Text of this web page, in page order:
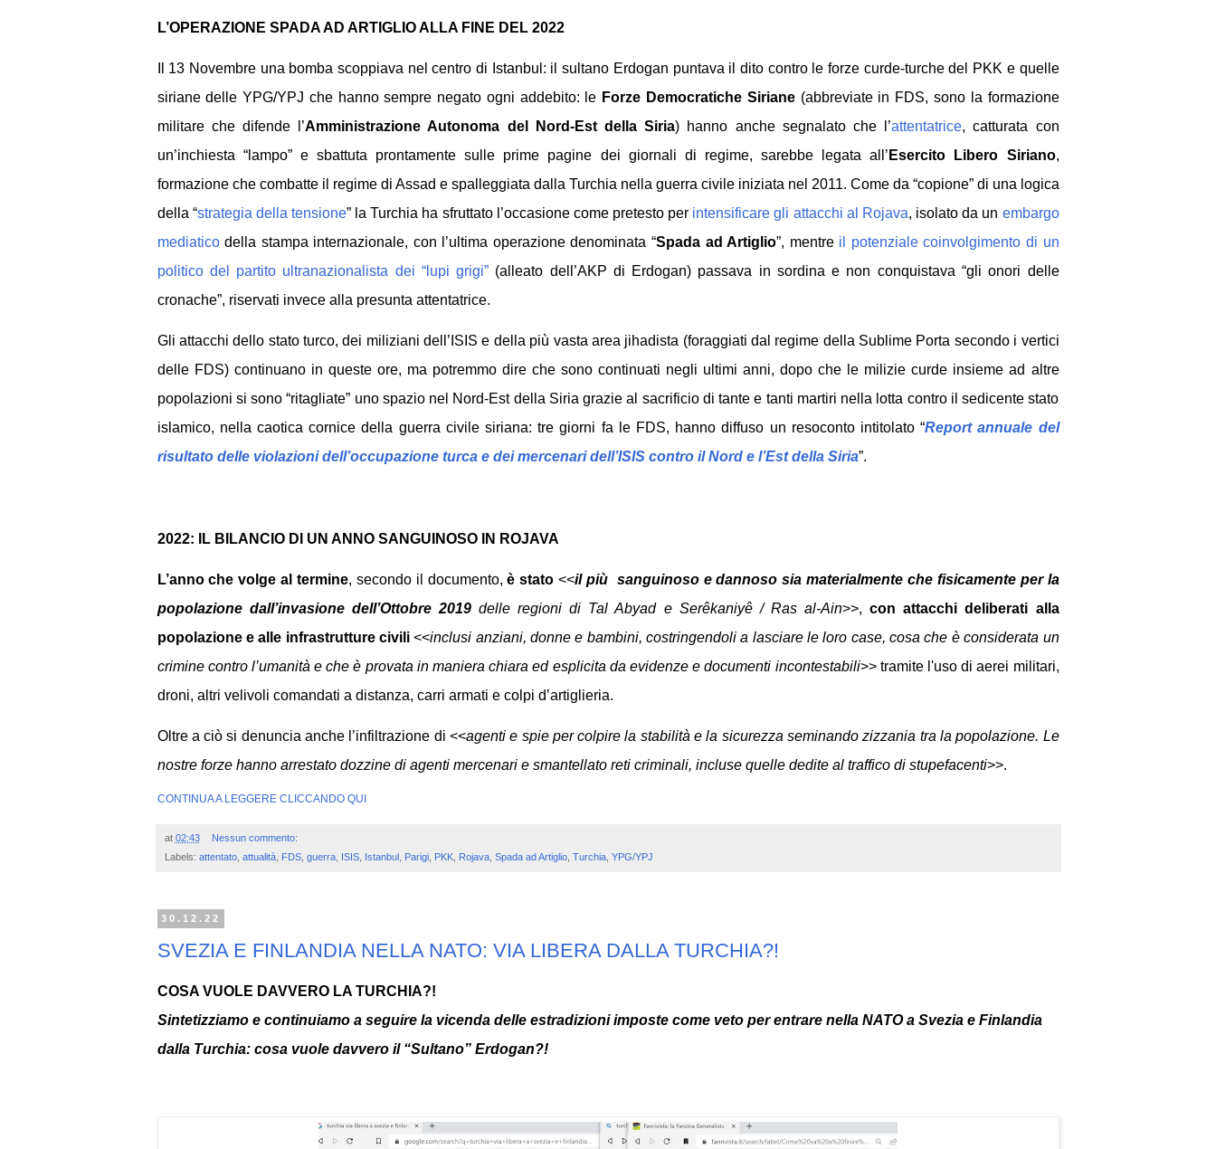
L’OPERAZIONE SPADA AD ARTIGLIO ALLA FINE DEL 2022
Il 13 Novembre una bomba scoppiava nel centro di Istanbul: il sultano Erdogan puntava il dito contro le forze curde-turche del PKK e quelle
siriane delle YPG/YPJ che hanno sempre negato ogni addebito: le Forze Democratiche Siriane(abbreviate in FDS, sono la formazione
militare che difende l’Amministrazione Autonoma del Nord-Est della Siria) hanno anche segnalato che l’attentatrice, catturata con
un’inchiesta “lampo” e sbattuta prontamente sulle prime pagine dei giornali di regime, sarebbe legata all’ Esercito Libero Siriano,
formazione che combatte il regime di Assad e spalleggiata dalla Turchia nella guerra civile iniziata nel 2011. Come da “copione” di una logica
della “strategia della tensione” la Turchia ha sfruttato l’occasione come pretesto per intensificare gli attacchi al Rojava, isolato da un embargo
mediaticodella stampa internazionale, con l’ultima operazione denominata “Spada ad Artiglio”, mentre il potenziale coinvolgimento di un
politico del partito ultranazionalista dei “lupi grigi” (alleato dell’AKP di Erdogan) passava in sordina e non conquistava “gli onori delle
cronache”, riservati invece alla presunta attentatrice.
Gli attacchi dello stato turco, dei miliziani dell’ISIS e della più vasta area jihadista (foraggiati dal regime della Sublime Porta secondo i vertici
delle FDS) continuano in queste ore, ma potremmo dire che sono continuati negli ultimi anni, dopo che le milizie curde insieme ad altre
popolazioni si sono “ritagliate” uno spazio nel Nord-Est della Siria grazie al sacrificio di tante e tanti martiri nella lotta contro il sedicente stato
islamico, nella caotica cornice della guerra civile siriana: tre giorni fa le FDS, hanno diffuso un resoconto intitolato “Report annuale del
risultato delle violazioni dell’occupazione turca e dei mercenari dell’ISIS contro il Nord e l’Est della Siria”.
2022: IL BILANCIO DI UN ANNO SANGUINOSO IN ROJAVA
L’anno che volge al termine, secondo il documento,è stato <<il più sanguinoso e dannoso sia materialmente che fisicamente per la
popolazione dall’invasione dell’Ottobre 2019 delle regioni di Tal Abyad e Serêkaniyê / Ras al-Ain>>,con attacchi deliberati alla
popolazione e alle infrastrutture civili<<inclusi anziani, donne e bambini, costringendoli a lasciare le loro case, cosa che è considerata un
crimine contro l’umanità e che è provata in maniera chiara ed esplicita da evidenze e documenti incontestabili>> tramite l'uso di aerei militari,
droni, altri velivoli comandati a distanza, carri armati e colpi d’artiglieria.
Oltre a ciò si denuncia anche l’infiltrazione di <<agenti e spie per colpire la stabilità e la sicurezza seminando zizzania tra la popolazione. Le
nostre forze hanno arrestato dozzine di agenti mercenari e smantellato reti criminali, incluse quelle dedite al traffico di stupefacenti>>.
CONTINUA A LEGGERE CLICCANDO QUI
at 02:43
Nessun commento:
Labels: attentato, attualità, FDS, guerra, ISIS, Istanbul, Parigi, PKK, Rojava, Spada ad Artiglio, Turchia, YPG/YPJ
30.12.22
SVEZIA E FINLANDIA NELLA NATO: VIA LIBERA DALLA TURCHIA?!
COSA VUOLE DAVVERO LA TURCHIA?!
Sintetizziamo e continuiamo a seguire la vicenda delle estradizioni imposte come veto per entrare nella NATO a Svezia e Finlandia
dalla Turchia: cosa vuole davvero il “Sultano” Erdogan?!